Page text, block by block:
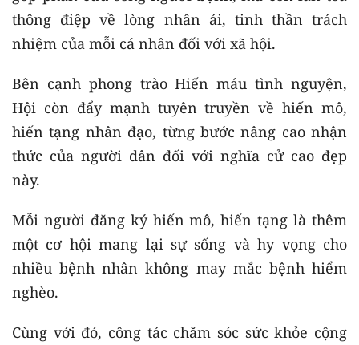
thông điệp về lòng nhân ái, tinh thần trách
nhiệm của mỗi cá nhân đối với xã hội.
Bên cạnh phong trào Hiến máu tình nguyện,
Hội còn đẩy mạnh tuyên truyền về hiến mô,
hiến tạng nhân đạo, từng bước nâng cao nhận
thức của người dân đối với nghĩa cử cao đẹp
này.
Mỗi người đăng ký hiến mô, hiến tạng là thêm
một cơ hội mang lại sự sống và hy vọng cho
nhiều bệnh nhân không may mắc bệnh hiểm
nghèo.
Cùng với đó, công tác chăm sóc sức khỏe cộng